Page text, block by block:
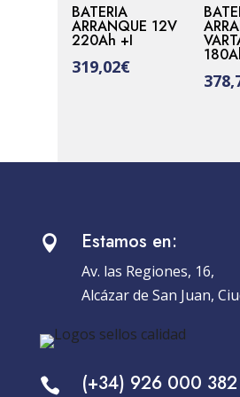
BATERIA
ARRANQUE 12V
220Ah +I
319,02€
 Estamos en:
Av. las Regiones, 16,
Alcázar de San Juan,
 (+34) 926 000 382